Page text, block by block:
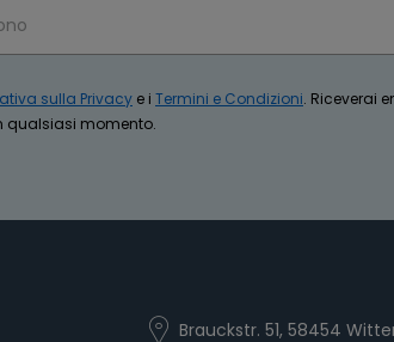
sulla Privacy e i Termini e Condizioni. Riceverai
qualsiasi momento.
Brauckstr. 51, 58454